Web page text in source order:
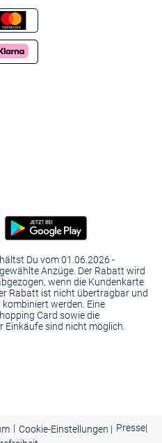
Du vom 01.06.2026 -
Anzüge. Der Rabatt wird
wenn die Kundenkarte
Rabatt ist nicht übertragbar und
werden. Eine
Card sowie die
sind nicht möglich.
| Cookie-Einstellungen | Presse|